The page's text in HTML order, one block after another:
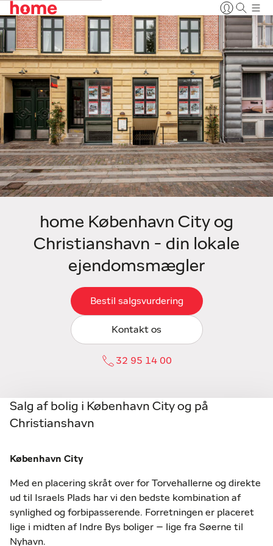
home København City og
Christianshavn - din lokale
ejendomsmægler
Bestil salgsvurdering
Kontakt os
32 95 14 00
Salg af bolig i København City og på
Christianshavn
København City
Med en placering skråt over for Torvehallerne og direkte
ud til Israels Plads har vi den bedste kombination af
synlighed og forbipasserende. Forretningen er placeret
lige i midten af Indre Bys boliger – lige fra Søerne til
Nyhavn.